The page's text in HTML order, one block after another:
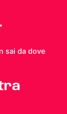
sai da dove